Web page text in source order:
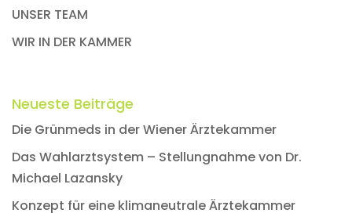
UNSER TEAM
WIR IN DER KAMMER
Neueste Beiträge
Die Grünmeds in der Wiener Ärztekammer
Das Wahlarztsystem – Stellungnahme von Dr.
Michael Lazansky
Konzept für eine klimaneutrale Ärztekammer